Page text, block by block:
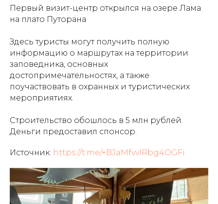
Первый визит-центр открылся на озере Лама
на плато Путорана
Здесь туристы могут получить полную
информацию о маршрутах на территории
заповедника, основных
достопримечательностях, а также
поучаствовать в охранных и туристических
мероприятиях.
Строительство обошлось в 5 млн рублей.
Деньги предоставил спонсор.
Источник: https://t.me/+BJaMfvvIRbg4OGFi